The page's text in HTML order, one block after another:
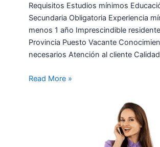
Requisitos Estudios mínimos
Secundaria Obligatoria Experiencia
menos 1 año Imprescindible
Provincia Puesto Vacante
necesarios Atención al cliente
Read More »